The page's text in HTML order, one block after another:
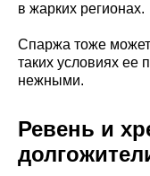
в жарких регионах.
Спаржа тоже
таких условиях ее
нежными.
Ревень и